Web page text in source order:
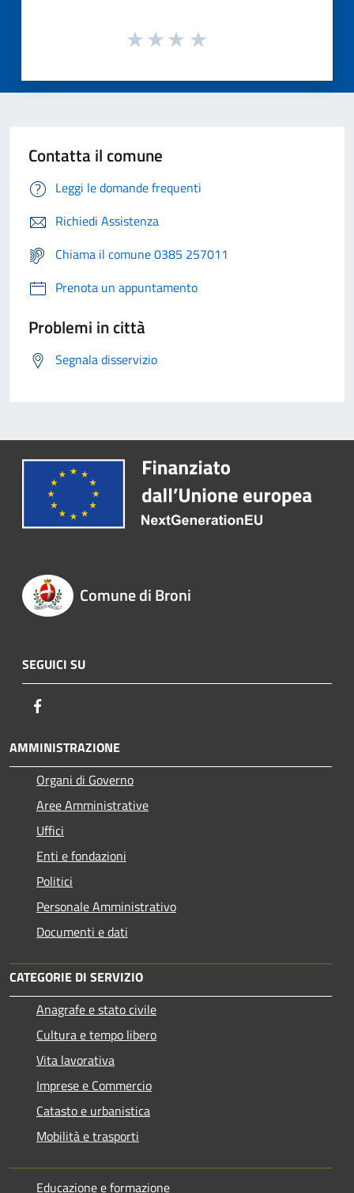
Contatta il comune
Leggi le domande frequenti
Richiedi Assistenza
Chiama il comune 0385 257011
Prenota un appuntamento
Problemi in città
Segnala disservizio
Comune di Broni
SEGUICI SU
AMMINISTRAZIONE
Organi di Governo
Aree Amministrative
Uffici
Enti e fondazioni
Politici
Personale Amministrativo
Documenti e dati
CATEGORIE DI SERVIZIO
Anagrafe e stato civile
Cultura e tempo libero
Vita lavorativa
Imprese e Commercio
Catasto e urbanistica
Mobilità e trasporti
Educazione e formazione